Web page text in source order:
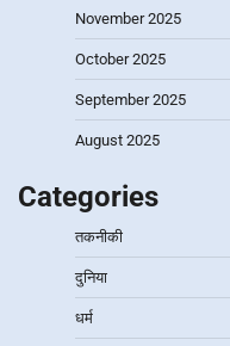
November 2025
October 2025
September 2025
August 2025
Categories
तकनीकी
दुनिया
धर्म